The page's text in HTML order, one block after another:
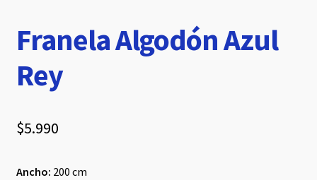
Franela Algodón Azul
Rey
$5.990
Ancho: 200 cm